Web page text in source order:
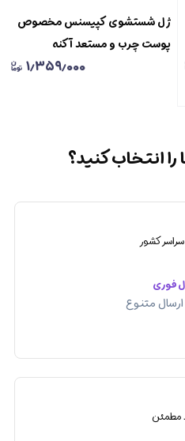
ژل شستشوی کپیسنس مخصوص
پوست چرب و مستعد آکنه
Capisense Oil Control Face
۱٫۳۵۹٫۰۰۰
انتخاب کنید؟
سراسر کشور
فوری
متنوع
مطمئن